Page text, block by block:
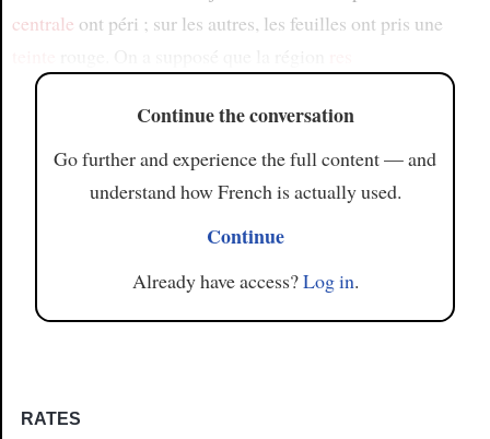
centrale ont péri ; sur les autres, les feuilles ont pris une
Continue the conversation
Go further and experience the full content — and
understand how French is actually used.
Continue
Already have access?Log in.
RATES